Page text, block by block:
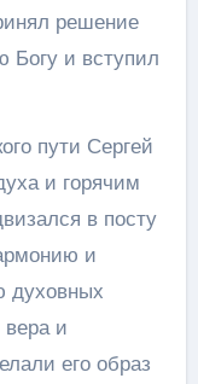
решение
Богу и вступил
пути Сергей
и горячим
в посту
и
духовных
и
его образ